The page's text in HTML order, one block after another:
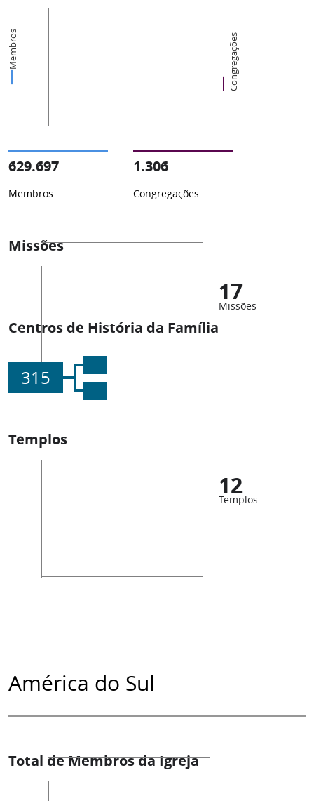
Membros Congregações
629.697
Membros
1.306
Congregações
Missões
17
Missões
Centros de História da Família
315
Templos
12
Templos
América do Sul
Total de Membros da Igreja